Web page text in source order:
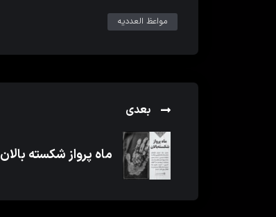
مواعظ العددیه
بعدی
ماه پرواز شکسته بالان